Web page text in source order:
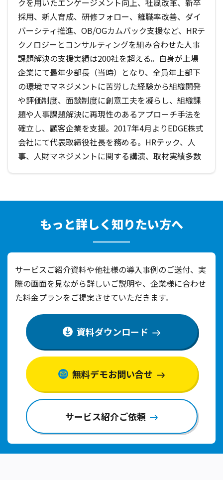
クを用いたエンゲージメント向上、社風改革、新卒
採用、新人育成、研修フォロー、離職率改善、ダイ
バーシティ推進、OB/OGカムバック支援など、HRテ
クノロジーとコンサルティングを組み合わせた人事
課題解決の支援実績は200社を超える。自身が上場
企業にて最年少部長（当時）となり、全員年上部下
の環境でマネジメントに苦労した経験から組織開発
や評価制度、面談制度に創意工夫を凝らし、組織課
題や人事課題解決に再現性のあるアプローチ手法を
確立し、顧客企業を支援。2017年4月よりEDGE株式
会社にて代表取締役社長を務める。HRテック、人
事、人財マネジメントに関する講演、取材実績多数
もっと詳しく知りたい方へ
サービスご紹介資料や他社様の導入事例のご送付、実
際の画面を見ながら詳しいご説明や、 企業様に合わせ
た料金プランをご提案させていただきます。
資料ダウンロード
無料デモお問い合せ
サービス紹介ご依頼